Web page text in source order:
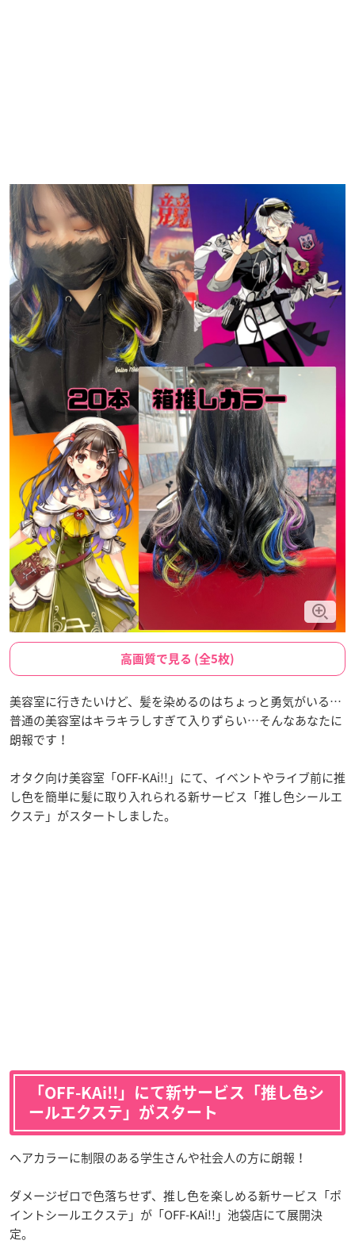
高画質で見る (全5枚)
美容室に行きたいけど、髪を染めるのはちょっと勇気がいる…
普通の美容室はキラキラしすぎて入りずらい…そんなあなたに
朗報です！
オタク向け美容室「OFF-KAi!!」にて、イベントやライブ前に推
し色を簡単に髪に取り入れられる新サービス「推し色シールエ
クステ」がスタートしました。
「OFF-KAi!!」にて新サービス「推し色シ
ールエクステ」がスタート
ヘアカラーに制限のある学生さんや社会人の方に朗報！
ダメージゼロで色落ちせず、推し色を楽しめる新サービス「ポ
イントシールエクステ」が「OFF-KAi!!」池袋店にて展開決
定。